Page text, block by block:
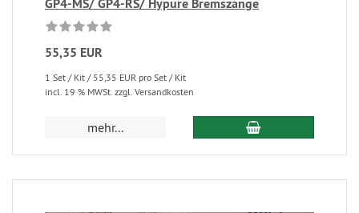
GP4-MS/ GP4-RS/ Hypure Bremszange
55,35 EUR
1 Set / Kit / 55,35 EUR pro Set / Kit
incl. 19 % MWSt. zzgl. Versandkosten
mehr...